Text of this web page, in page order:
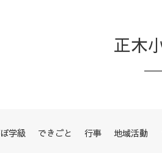
正木
学級 できごと 行事 地域活動